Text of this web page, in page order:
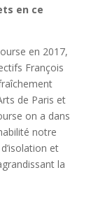
en ce
en 2017,
François
de Paris et
on a dans
notre
et
la